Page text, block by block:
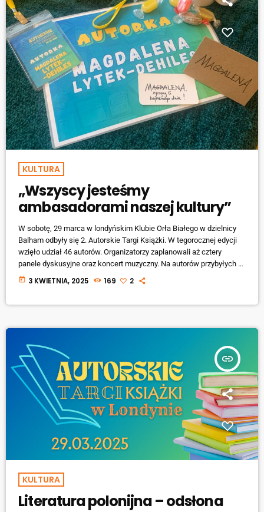
KULTURA
„Wszyscy jesteśmy
ambasadorami naszej kultury”
W sobotę, 29 marca w londyńskim Klubie Orła Białego w dzielnicy
Balham odbyły się 2. Autorskie Targi Książki. W tegorocznej edycji
wzięło udział 46 autorów. Organizatorzy zaplanowali aż cztery
panele dyskusyjne oraz koncert muzyczny. Na autorów przybyłych z
różnych zakątków Wielkiej Brytanii jak również Europy czekały
stanowiska przykryte białym obrusem oraz powitalna paczka. Miły
today 3 KWIETNIA, 2025 169 2
insert_link
KULTURA
Literatura polonijna – odsłona